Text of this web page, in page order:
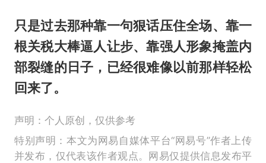
只是过去那种靠一句狠话压住全场、靠一
根关税大棒逼人让步、靠强人形象掩盖内
部裂缝的日子，已经很难像以前那样轻松
回来了。
声明：个人原创，仅供参考
特别声明：本文为网易自媒体平台“网易号”作者上传
并发布，仅代表该作者观点。网易仅提供信息发布平